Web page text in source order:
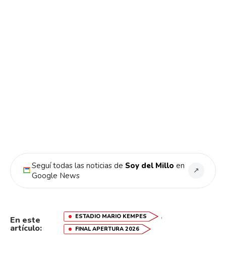
Seguí todas las noticias de Soy del Millo en
Google News
↗
En este
artículo:
ESTADIO MARIO KEMPES ,
FINAL APERTURA 2026